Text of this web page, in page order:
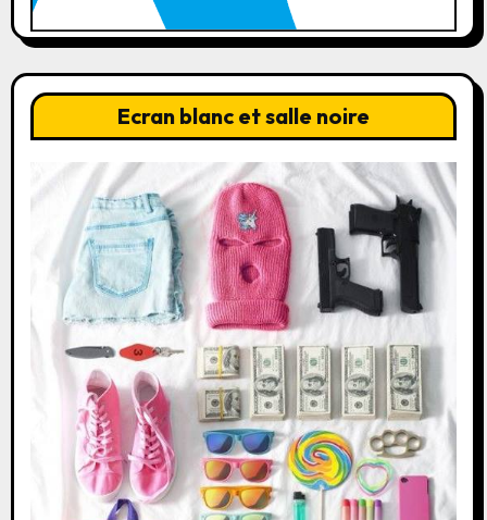
Ecran blanc et salle noire